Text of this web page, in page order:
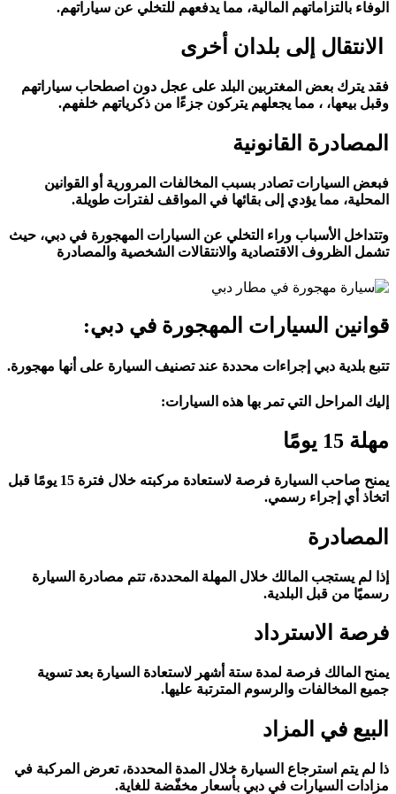
الوفاء بالتزاماتهم المالية، مما يدفعهم للتخلي عن سياراتهم.
الانتقال إلى بلدان أخرى
فقد يترك بعض المغتربين البلد على عجل دون اصطحاب سياراتهم
وقبل بيعها، ، مما يجعلهم يتركون جزءًا من ذكرياتهم خلفهم.
المصادرة القانونية
فبعض السيارات تصادر بسبب المخالفات المرورية أو القوانين
المحلية، مما يؤدي إلى بقائها في المواقف لفترات طويلة.
وتتداخل الأسباب وراء التخلي عن السيارات المهجورة في دبي، حيث
تشمل الظروف الاقتصادية والانتقالات الشخصية والمصادرة
قوانين السيارات المهجورة في دبي:
تتبع بلدية دبي إجراءات محددة عند تصنيف السيارة على أنها مهجورة.
إليك المراحل التي تمر بها هذه السيارات:
مهلة 15 يومًا
يمنح صاحب السيارة فرصة لاستعادة مركبته خلال فترة 15 يومًا قبل
اتخاذ أي إجراء رسمي.
المصادرة
إذا لم يستجب المالك خلال المهلة المحددة، تتم مصادرة السيارة
رسميًا من قبل البلدية.
فرصة الاسترداد
يمنح المالك فرصة لمدة ستة أشهر لاستعادة السيارة بعد تسوية
جميع المخالفات والرسوم المترتبة عليها.
البيع في المزاد
ذا لم يتم استرجاع السيارة خلال المدة المحددة، تعرض المركبة في
مزادات السيارات في دبي بأسعار مخفّضة للغاية.